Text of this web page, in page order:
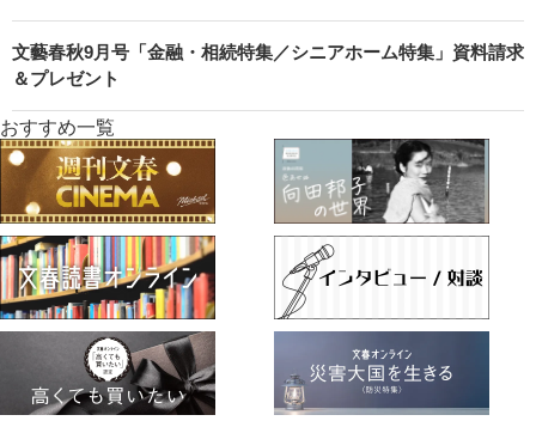
文藝春秋9月号「金融・相続特集／シニアホーム特集」資料請求
＆プレゼント
おすすめ一覧